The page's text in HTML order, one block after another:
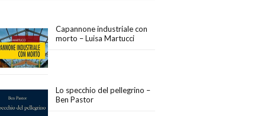
Capannone industriale con
morto – Luisa Martucci
Lo specchio del pellegrino –
Ben Pastor